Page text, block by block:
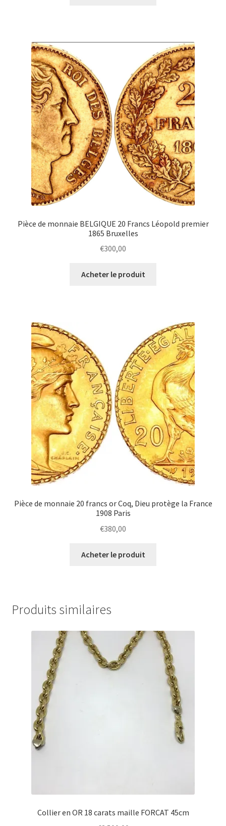
Pièce de monnaie BELGIQUE 20 Francs Léopold premier
1865 Bruxelles
€300,00
Acheter le produit
Pièce de monnaie 20 francs or Coq, Dieu protège la France
1908 Paris
€380,00
Acheter le produit
Produits similaires
Collier en OR 18 carats maille FORCAT 45cm